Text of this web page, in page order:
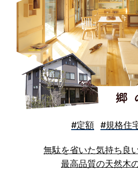
ス、その他取引遂行にあたって必要な
商品・サービス情報の発信またはマ
・ダイレクトメール、電子メールを
って、当社が有益と判断した企業の
ービス情報を配信
・取得した情報を、分析、集計する
ーケティングデータを作成し、当社
品分析等
なお、商品情報やサービス情報の停
は、当社指定の方法または、対応窓
個人情報の提供
#定額 #規格住
無駄を省いた気持ち良
最高品質の天然木の